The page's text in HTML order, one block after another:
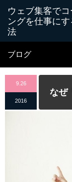
ブログ
9.26
2016
なぜ